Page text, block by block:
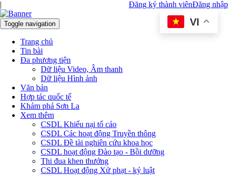
Đăng nhập
| Đăng ký thành viên
Toggle navigation
Trang chủ
Tin bài
Đa phương tiện
Dữ liệu Video, Âm thanh
Dữ liệu Hình ảnh
Văn bản
Hợp tác quốc tế
Khám phá Sơn La
Xem thêm
CSDL Khiếu nại tố cáo
CSDL Các hoạt động Truyền thông
CSDL Đề tài nghiên cứu khoa học
CSDL hoạt động Đào tạo - Bồi dưỡng
Thi đua khen thưởng
CSDL Hoạt động Xử phạt - kỷ luật
VI